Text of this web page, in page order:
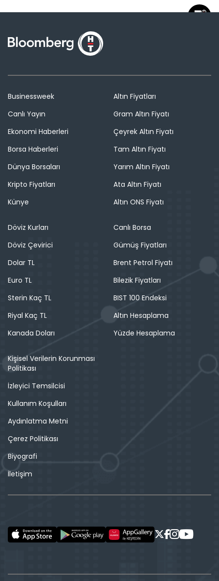
Businessweek
Canlı Yayın
Ekonomi Haberleri
Borsa Haberleri
Dünya Borsaları
Kripto Fiyatları
Künye
Altın Fiyatları
Gram Altın Fiyatı
Çeyrek Altın Fiyatı
Tam Altın Fiyatı
Yarım Altın Fiyatı
Ata Altın Fiyatı
Altın ONS Fiyatı
Döviz Kurları
Döviz Çevirici
Dolar TL
Euro TL
Sterin Kaç TL
Riyal Kaç TL
Kanada Doları
Canlı Borsa
Gümüş Fiyatları
Brent Petrol Fiyatı
Bilezik Fiyatları
BIST 100 Endeksi
Altın Hesaplama
Yüzde Hesaplama
Kişisel Verilerin Korunması
Politikası
İzleyici Temsilcisi
Kullanım Koşulları
Aydınlatma Metni
Çerez Politikası
Biyografi
İletişim